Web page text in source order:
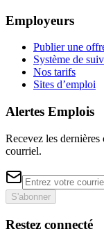
Employeurs
Publier une
Système de
Nos tarifs
Sites d’emploi
Alertes Emplois
Recevez les
courriel.
S'abonner
Restez connecté